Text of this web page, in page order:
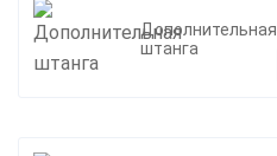
Дополнительная
штанга